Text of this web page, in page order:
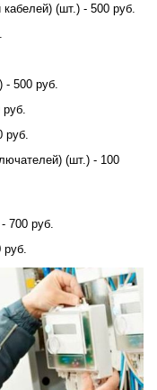
кабелей) (шт.) - 500 руб.
- 500 руб.
руб.
руб.
(шт.) - 100
700 руб.
руб.